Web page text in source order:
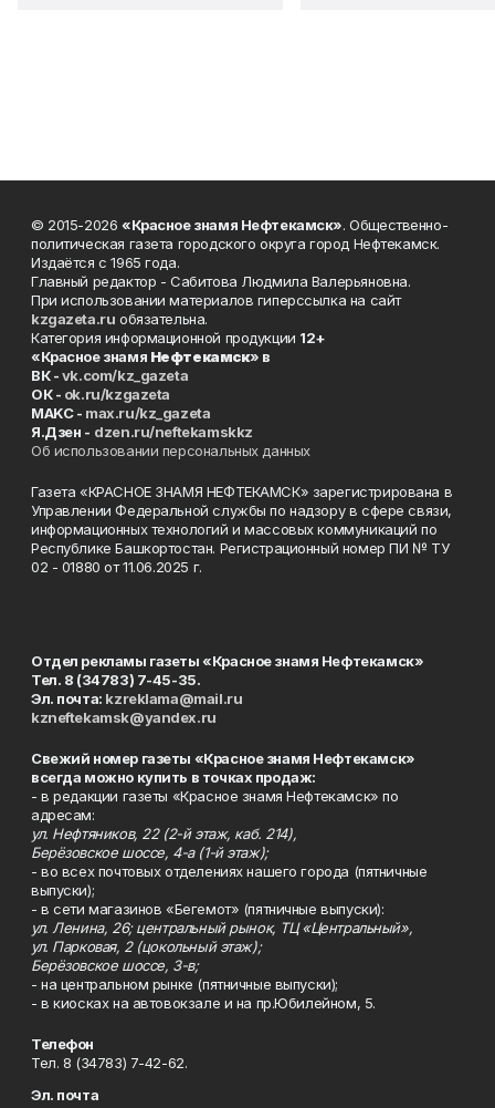
© 2015-2026 «Красное знамя Нефтекамск». Общественно-
политическая газета городского округа город Нефтекамск.
Издаётся с 1965 года.
Главный редактор - Сабитова Людмила Валерьяновна.
При использовании материалов гиперссылка на сайт
kzgazeta.ru обязательна.
Категория информационной продукции 12+
«Красное знамя Нефтекамск» в
ВК -vk.com/kz_gazeta
ОК - ok.ru/kzgazeta
MAKC - max.ru/kz_gazeta
Я.Дзен - dzen.ru/neftekamskkz
Об использовании персональных данных
Газета «КРАСНОЕ ЗНАМЯ НЕФТЕКАМСК» зарегистрирована в
Управлении Федеральной службы по надзору в сфере связи,
информационных технологий и массовых коммуникаций по
Республике Башкортостан. Регистрационный номер ПИ № ТУ
02 - 01880 от 11.06.2025 г.
Отдел рекламы газеты «Красное знамя Нефтекамск»
Тел. 8 (34783) 7-45-35.
Эл. почта: kzreklama@mail.ru
kzneftekamsk@yandex.ru
Свежий номер газеты «Красное знамя Нефтекамск»
всегда можно купить в точках продаж:
- в редакции газеты «Красное знамя Нефтекамск» по
адресам:
ул. Нефтяников, 22 (2-й этаж, каб. 214),
Берёзовское шоссе, 4-а (1-й этаж);
- во всех почтовых отделениях нашего города (пятничные
выпуски);
- в сети магазинов «Бегемот» (пятничные выпуски):
ул. Ленина, 26; центральный рынок, ТЦ «Центральный»,
ул. Парковая, 2 (цокольный этаж);
Берёзовское шоссе, 3-в;
- на центральном рынке (пятничные выпуски);
- в киосках на автовокзале и на пр.Юбилейном, 5.
Телефон
Тел. 8 (34783) 7-42-62.
Эл. почта